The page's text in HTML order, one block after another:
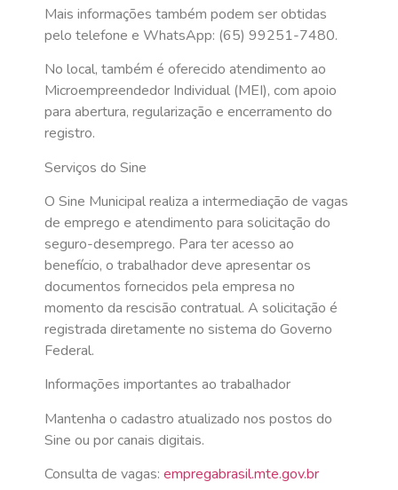
Mais informações também podem ser obtidas
pelo telefone e WhatsApp: (65) 99251-7480.
No local, também é oferecido atendimento ao
Microempreendedor Individual (MEI), com apoio
para abertura, regularização e encerramento do
registro.
Serviços do Sine
O Sine Municipal realiza a intermediação de vagas
de emprego e atendimento para solicitação do
seguro-desemprego. Para ter acesso ao
benefício, o trabalhador deve apresentar os
documentos fornecidos pela empresa no
momento da rescisão contratual. A solicitação é
registrada diretamente no sistema do Governo
Federal.
Informações importantes ao trabalhador
Mantenha o cadastro atualizado nos postos do
Sine ou por canais digitais.
Consulta de vagas: empregabrasil.mte.gov.br